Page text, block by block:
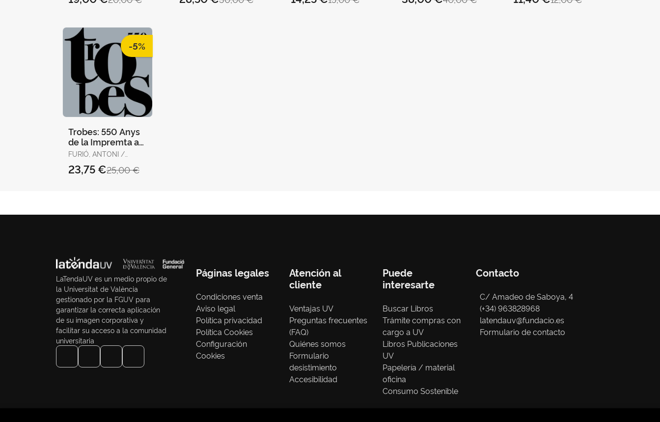
-5%
Trobes: 550 Anys
de la Impremta a
València
FURIÓ, ANTONI /
M. / VICIANO, PAU
25,00 €
23,75 €
LaTendaUV es un medio propio de
la Universitat de València
gestionado por la FGUV para
garantizar la correcta aplicación
de su imagen corporativa y
facilitar su acceso a la comunidad
universitaria
Páginas legales
Condiciones venta
Aviso legal
Política privacidad
Política Cookies
Configuración
Cookies
Atención al
cliente
Ventajas UV
Preguntas frecuentes
(FAQ)
Quiénes somos
Formulario
desistimiento
Accesibilidad
Puede
interesarte
Buscar Libros
Trámite compras con
cargo a UV
Libros Publicaciones
UV
Papelería / material
oficina
Consumo Sostenible
Contacto
C/ Amadeo de Saboya, 4
(+34) 963828968
latendauv@fundacio.es
Formulario de contacto